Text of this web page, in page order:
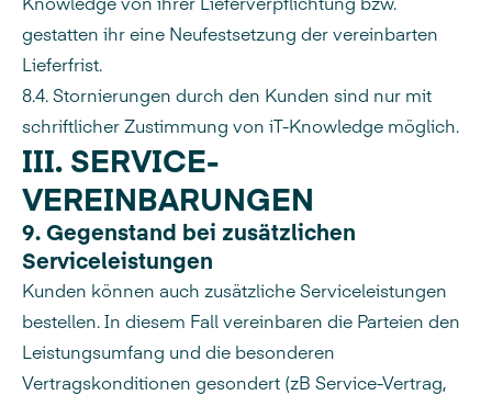
gestatten ihr eine Neufestsetzung der vereinbarten
Lieferfrist.
8.4. Stornierungen durch den Kunden sind nur mit
schriftlicher Zustimmung von iT-Knowledge möglich.
III. SERVICE­
VEREINBARUNGEN
9. Gegenstand bei zusätzlichen
Serviceleistungen
Kunden können auch zusätzliche Serviceleistungen
bestellen. In diesem Fall vereinbaren die Parteien den
Leistungsumfang und die besonderen
Vertragskonditionen gesondert (zB Service-Vertrag,